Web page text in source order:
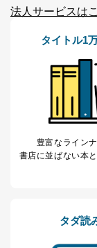
法人サービスは
タイトル1
豊富なライン
書店に並ばない本
タダ読